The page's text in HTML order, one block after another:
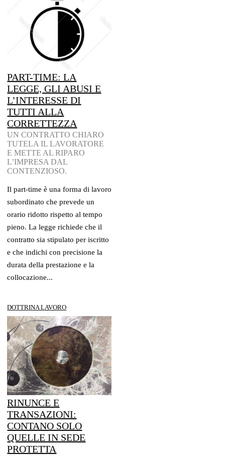
PART-TIME: LA
LEGGE, GLI ABUSI E
L’INTERESSE DI
TUTTI ALLA
CORRETTEZZA
UN CONTRATTO CHIARO
TUTELA IL LAVORATORE
E METTE AL RIPARO
L’IMPRESA DAL
CONTENZIOSO.
Il part-time è una forma di lavoro
subordinato che prevede un
orario ridotto rispetto al tempo
pieno. La legge richiede che il
contratto sia stipulato per iscritto
e che indichi con precisione la
durata della prestazione e la
collocazione...
DOTTRINA LAVORO
RINUNCE E
TRANSAZIONI:
CONTANO SOLO
QUELLE IN SEDE
PROTETTA